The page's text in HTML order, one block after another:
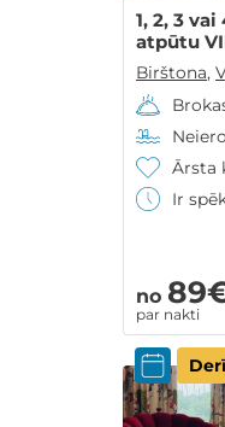
1, 2, 3
atpūtu
Birštona,
Ārsta
Ir
no
par nakti